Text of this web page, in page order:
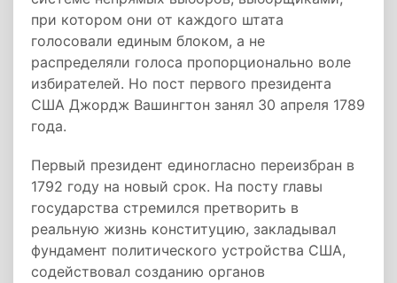
при котором они от каждого штата
голосовали единым блоком, а не
распределяли голоса пропорционально воле
избирателей. Но пост первого президента
США Джордж Вашингтон занял 30 апреля 1789
года.
Первый президент единогласно переизбран в
1792 году на новый срок. На посту главы
государства стремился претворить в
реальную жизнь конституцию, закладывал
фундамент политического устройства США,
содействовал созданию органов